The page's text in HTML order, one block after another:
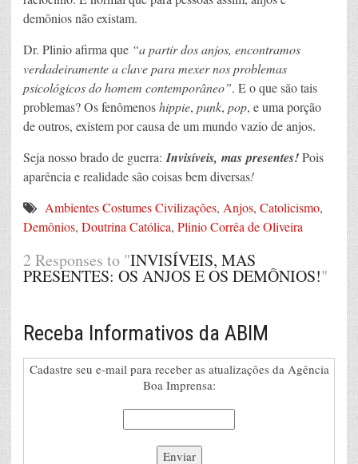
demônios não existam.
Dr. Plinio afirma que “a partir dos anjos, encontramos
verdadeiramente a clave para mexer nos problemas
psicológicos do homem contemporâneo”. E o que são tais
problemas? Os fenômenoshippie, punk, pop, e uma porção
de outros, existem por causa de um mundo vazio de anjos.
Seja nosso brado de guerra: Invisíveis, mas presentes!Pois
aparência e realidade são coisas bem diversas!
Ambientes Costumes Civilizações, Anjos, Catolicismo,
Demônios, Doutrina Católica, Plinio Corrêa de Oliveira
2 Responses to "INVISÍVEIS, MAS
PRESENTES: OS ANJOS E OS DEMÔNIOS!"
Receba Informativos da ABIM
Cadastre seu e-mail para receber as atualizações da Agência
Boa Imprensa: